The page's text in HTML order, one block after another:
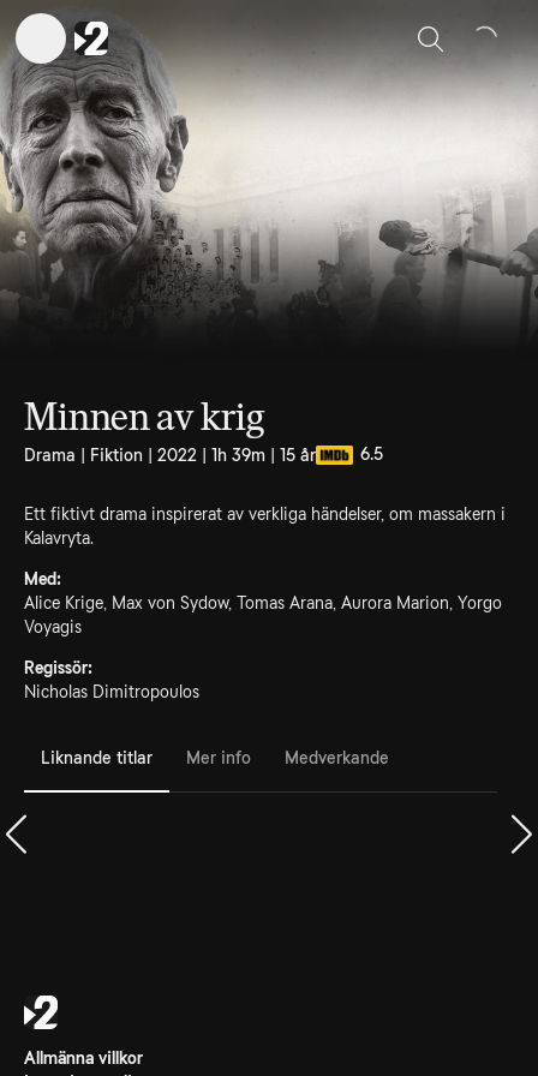
Sök
Minnen av krig
Drama | Fiktion | 2022 | 1h 39m | 15 år 6.5
Ett fiktivt drama inspirerat av verkliga händelser, om massakern i
Kalavryta.
Med:
Alice Krige, Max von Sydow, Tomas Arana, Aurora Marion, Yorgo
Voyagis
Regissör:
Nicholas Dimitropoulos
Liknande titlar Mer info Medverkande
Allmänna villkor